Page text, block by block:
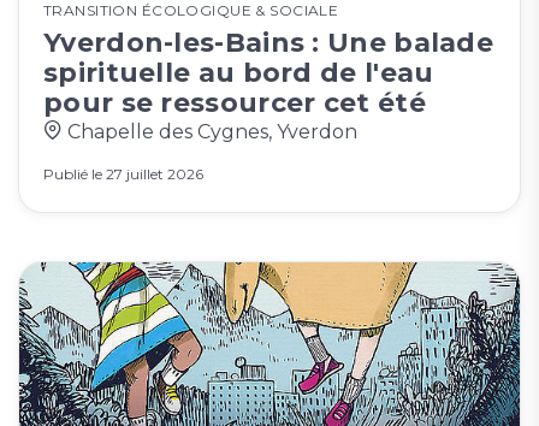
TRANSITION ÉCOLOGIQUE & SOCIALE
Yverdon-les-Bains : Une balade
spirituelle au bord de l'eau
pour se ressourcer cet été
Chapelle des Cygnes, Yverdon
Publié le 27 juillet 2026